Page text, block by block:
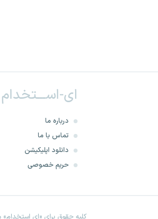
ای-اســـتخدام
درباره ما
تماس با ما
دانلود اپلیکیشن
حریم خصوصی
کلیه حقوق برای «ای